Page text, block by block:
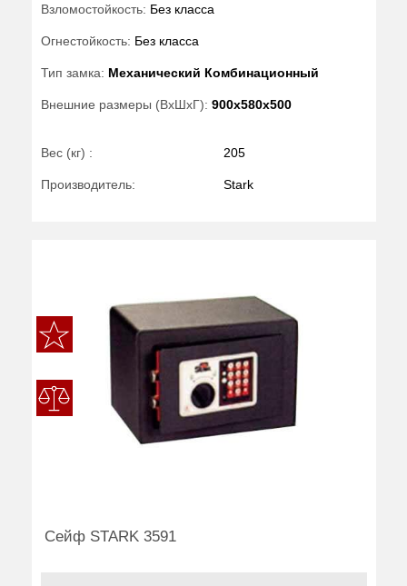
Взломостойкость: Без класса
Огнестойкость: Без класса
Тип замка: Механический Комбинационный
Внешние размеры (ВхШхГ): 900x580x500
Вес (кг) : 205
Производитель: Stark
Сейф STARK 3591